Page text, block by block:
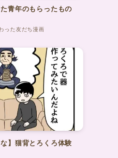
青年のもらったもの
った友だち漫画
】猫背とろくろ体験